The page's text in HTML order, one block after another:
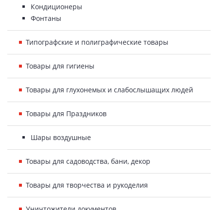
Кондиционеры
Фонтаны
Типографские и полиграфические товары
Товары для гигиены
Товары для глухонемых и слабослышащих людей
Товары для Праздников
Шары воздушные
Товары для садоводства, бани, декор
Товары для творчества и рукоделия